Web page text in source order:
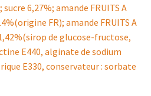
6,27%; amande FRUITS A
FR); amande FRUITS A
de glucose-fructose,
E440, alginate de sodium
E330, conservateur : sorbate